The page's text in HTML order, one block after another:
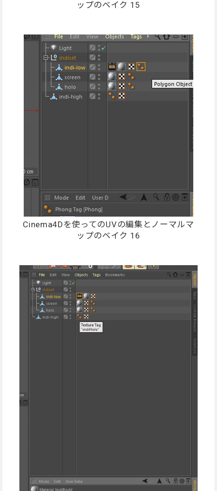
ップのベイク 15
Cinema4Dを使ってのUVの編集とノーマルマ
ップのベイク 16